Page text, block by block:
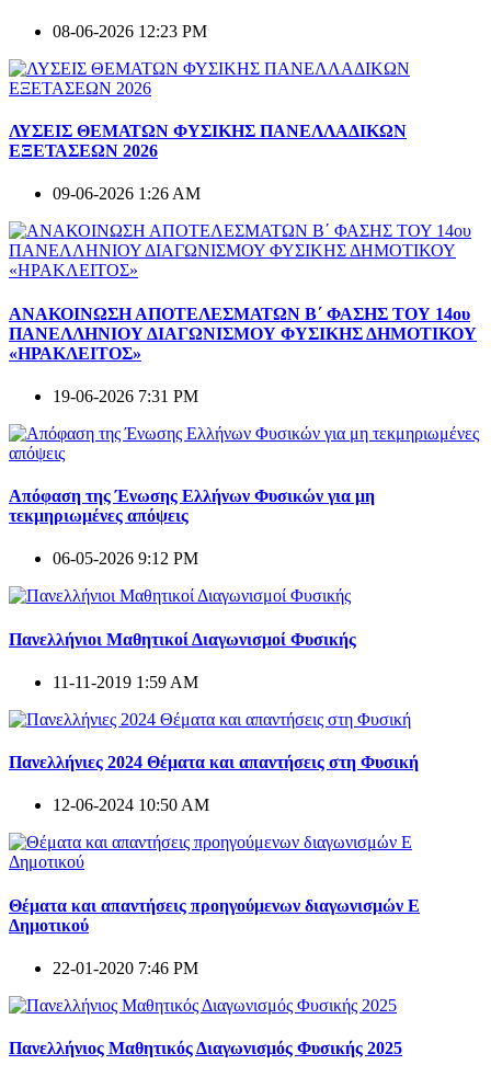
08-06-2026 12:23 PM
ΛΥΣΕΙΣ ΘΕΜΑΤΩΝ ΦΥΣΙΚΗΣ ΠΑΝΕΛΛΑΔΙΚΩΝ
ΕΞΕΤΑΣΕΩΝ 2026
09-06-2026 1:26 AM
ΑΝΑΚΟΙΝΩΣΗ ΑΠΟΤΕΛΕΣΜΑΤΩΝ Β΄ ΦΑΣΗΣ ΤΟΥ 14ου
ΠΑΝΕΛΛΗΝΙΟΥ ΔΙΑΓΩΝΙΣΜΟΥ ΦΥΣΙΚΗΣ ΔΗΜΟΤΙΚΟΥ
«ΗΡΑΚΛΕΙΤΟΣ»
19-06-2026 7:31 PM
Απόφαση της Ένωσης Ελλήνων Φυσικών για μη
τεκμηριωμένες απόψεις
06-05-2026 9:12 PM
Πανελλήνιοι Μαθητικοί Διαγωνισμοί Φυσικής
11-11-2019 1:59 AM
Πανελλήνιες 2024 Θέματα και απαντήσεις στη Φυσική
12-06-2024 10:50 AM
Θέματα και απαντήσεις προηγούμενων διαγωνισμών E
Δημοτικού
22-01-2020 7:46 PM
Πανελλήνιος Μαθητικός Διαγωνισμός Φυσικής 2025